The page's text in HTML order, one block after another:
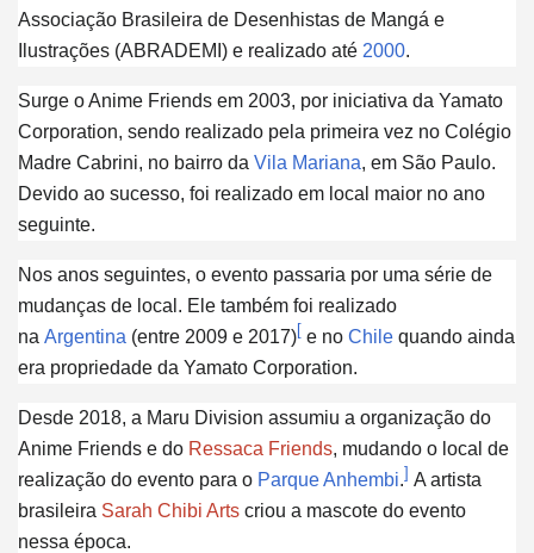
Associação Brasileira de Desenhistas de Mangá e
Ilustrações (ABRADEMI) e realizado até 2000.
Surge o Anime Friends em 2003, por iniciativa da Yamato
Corporation, sendo realizado pela primeira vez no Colégio
Madre Cabrini, no bairro da Vila Mariana, em São Paulo.
Devido ao sucesso, foi realizado em local maior no ano
seguinte.
Nos anos seguintes, o evento passaria por uma série de
mudanças de local. Ele também foi realizado
na Argentina (entre 2009 e 2017)[e no Chilequando ainda
era propriedade da Yamato Corporation.
Desde 2018, a Maru Division assumiu a organização do
Anime Friends e do Ressaca Friends, mudando o local de
realização do evento para o Parque Anhembi.] A artista
brasileira Sarah Chibi Artscriou a mascote do evento
nessa época.